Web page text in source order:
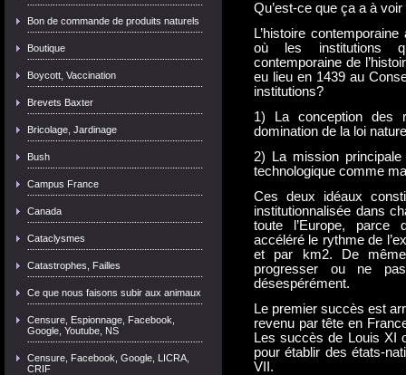
Bon de commande de produits naturels
Boutique
Boycott, Vaccination
Brevets Baxter
Bricolage, Jardinage
Bush
Campus France
Canada
Cataclysmes
Catastrophes, Failles
Ce que nous faisons subir aux animaux
Censure, Espionnage, Facebook,
Google, Youtube, NS
Censure, Facebook, Google, LICRA,
CRIF
Qu’est-ce que ça a à
L’histoire
où les institutions
contemporaine de
eu lieu en 1439 au
institutions?
1) La conception des
domination de la loi
2) La mission
technologique comme
Ces deux idéaux
institutionnalisée dans
toute l’Europe, parce
accéléré le rythme de
et par km2. De
progresser ou ne
désespérément.
Le premier succès est
revenu par tête en
Les succès de Louis XI
pour établir des états-
VII.